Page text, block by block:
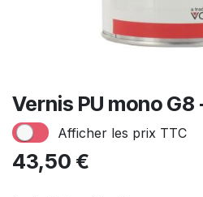
Vernis PU mono G8
Afficher les prix TTC
43,50 €